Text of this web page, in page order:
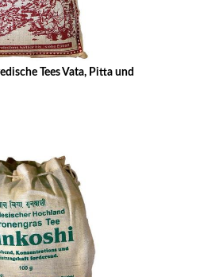
Tees Vata, Pitta und